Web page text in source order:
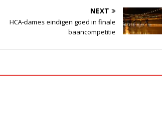
NEXT
HCA-dames eindigen goed in finale
baancompetitie